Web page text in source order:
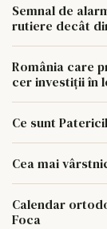
Semnal de
rutiere decât
România care
cer investiții în
Ce sunt
Cea mai
Calendar
Foca